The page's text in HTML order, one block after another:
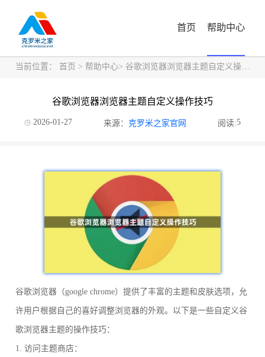
首页 帮助中心
当前位置： 首页 > 帮助中心> 谷歌浏览器浏览器主题自定义操作技巧
谷歌浏览器浏览器主题自定义操作技巧
2026-01-27 来源： 克罗米之家官网 阅读:5
谷歌浏览器（google chrome）提供了丰富的主题和皮肤选项，允
许用户根据自己的喜好调整浏览器的外观。以下是一些自定义谷
歌浏览器主题的操作技巧：
1. 访问主题商店：